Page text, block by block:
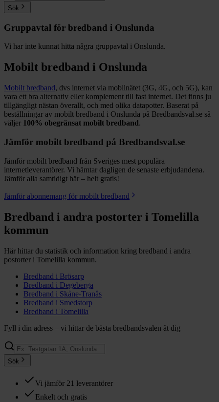
Sök
Gruppavtal för bredband i Onslunda
Vi har inte kunnat hitta några gruppavtal i Onslunda.
Mobilt bredband i Onslunda
Mobilt bredband, dvs internet via mobilnätet (3G, 4G, och 5G), kan
vara ett bra alternativ eller komplement till fast internet. Det finns ju
tillgängligt nästan överallt, och med olika datapotter. Baserat på
beställningar av mobilt bredband i Onslunda på Bredbandsval.se så
väljer 100% obegränsat mobilt bredband.
Jämför mobilt bredband på Bredbandsval.se
Jämför mobilt bredband från Sveriges mest populära
internetleverantörer. Vi hämtar dagligen de senaste erbjudandena.
Jämför alla samtidigt här – helt gratis!
Jämför abonnemang för mobilt bredband
Bredband i andra postorter i Tomelilla
kommun
Här hittar du statistik och information kring bredband i andra
postorter i Tomelilla kommun.
Bredband i Brösarp
Bredband i Degeberga
Bredband i Skåne-Tranås
Bredband i Smedstorp
Bredband i Tomelilla
Fyll i din adress – vi hittar de bästa bredbandsvalen åt dig
Sök
Vi jämför 21 leverantörer
Enkelt och gratis